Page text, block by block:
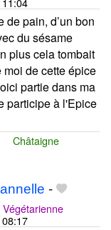
de pain, d’un bon
du sésame
plus cela tombait
moi de cette épice
partie dans ma
participe à l'Epice
Châtaigne
-
08:17